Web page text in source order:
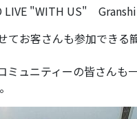
"WITH US"
お客さんも参加できる
ュニティーの皆さんも